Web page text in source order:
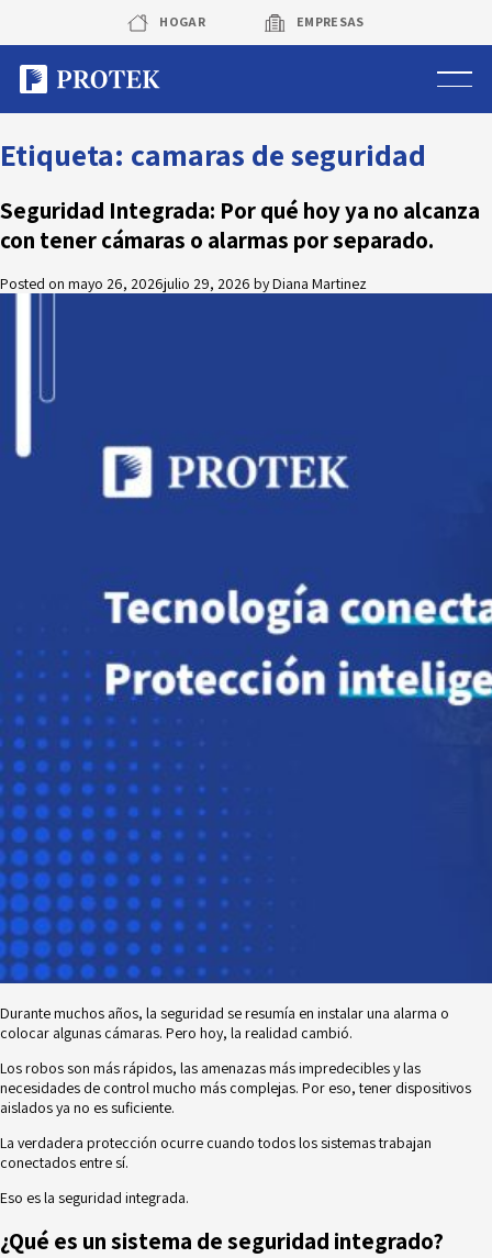
content
HOGAR EMPRESAS
Sistema de alarmas
Sistema de cámaras
Trabaja con nosotros
Faq
Contacto
Etiqueta: camaras de seguridad
Seguridad Integrada: Por qué hoy ya no alcanza
con tener cámaras o alarmas por separado.
Posted on mayo 26, 2026julio 29, 2026 byDiana Martinez
Durante muchos años, la seguridad se resumía en instalar una alarma o
colocar algunas cámaras. Pero hoy, la realidad cambió.
Los robos son más rápidos, las amenazas más impredecibles y las
necesidades de control mucho más complejas. Por eso, tener dispositivos
aislados ya no es suficiente.
La verdadera protección ocurre cuando todos los sistemas trabajan
conectados entre sí.
Eso es la seguridad integrada.
¿Qué es un sistema de seguridad integrado?